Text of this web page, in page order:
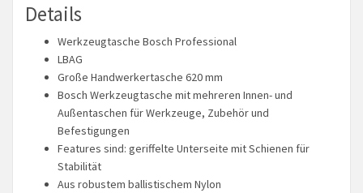
Details
Werkzeugtasche Bosch Professional
LBAG
Große Handwerkertasche 620 mm
Bosch Werkzeugtasche mit mehreren Innen- und
Außentaschen für Werkzeuge, Zubehör und
Befestigungen
Features sind: geriffelte Unterseite mit Schienen für
Stabilität
Aus robustem ballistischem Nylon